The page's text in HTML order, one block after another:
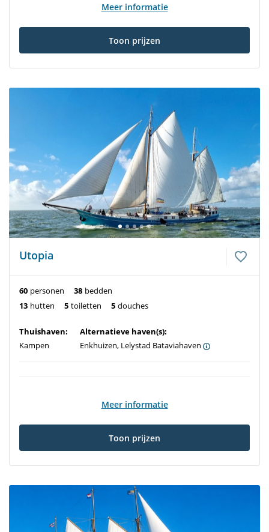
Meer informatie
Toon prijzen
Utopia
60 personen 38 bedden
13 hutten 5 toiletten 5 douches
Thuishaven:
Kampen
Alternatieve haven(s):
Enkhuizen, Lelystad Bataviahaven
Meer informatie
Toon prijzen